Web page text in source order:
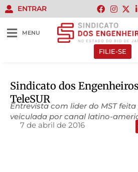
ENTRAR
MENU
FILIE-SE
Sindicato dos
TeleSUR
Entrevista com lider do MST feita
veiculada por canal latino-
7 de abril de 2016